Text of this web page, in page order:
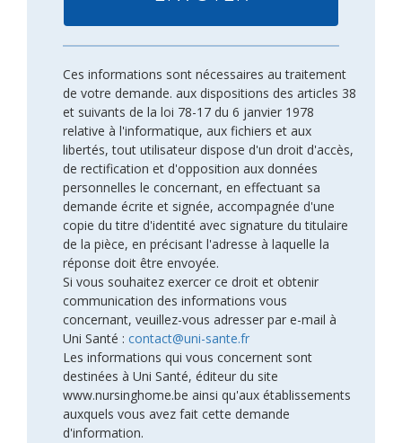
Ces informations sont nécessaires au traitement
de votre demande. aux dispositions des articles 38
et suivants de la loi 78-17 du 6 janvier 1978
relative à l'informatique, aux fichiers et aux
libertés, tout utilisateur dispose d'un droit d'accès,
de rectification et d'opposition aux données
personnelles le concernant, en effectuant sa
demande écrite et signée, accompagnée d'une
copie du titre d'identité avec signature du titulaire
de la pièce, en précisant l'adresse à laquelle la
réponse doit être envoyée.
Si vous souhaitez exercer ce droit et obtenir
communication des informations vous
concernant, veuillez-vous adresser par e-mail à
Uni Santé : contact@uni-sante.fr
Les informations qui vous concernent sont
destinées à Uni Santé, éditeur du site
www.nursinghome.be ainsi qu'aux établissements
auxquels vous avez fait cette demande
d'information.